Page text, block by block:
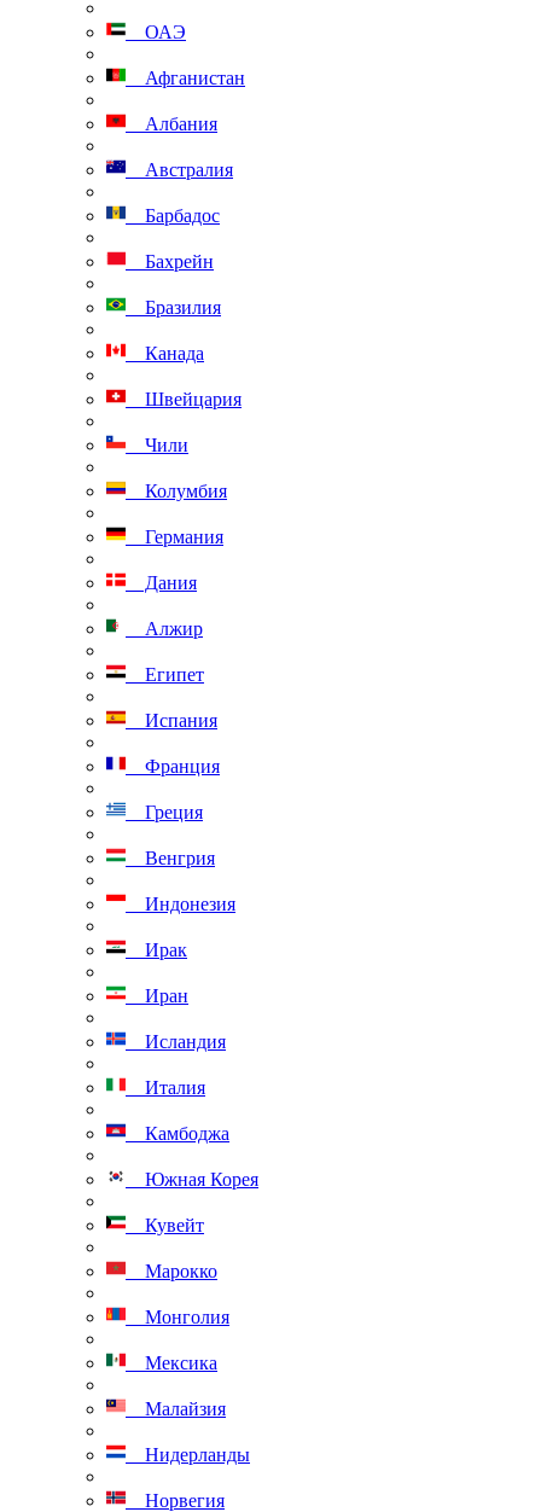
ОАЭ
Афганистан
Албания
Австралия
Барбадос
Бахрейн
Бразилия
Канада
Швейцария
Чили
Колумбия
Германия
Дания
Алжир
Египет
Испания
Франция
Греция
Венгрия
Индонезия
Ирак
Иран
Исландия
Италия
Камбоджа
Южная Корея
Кувейт
Марокко
Монголия
Мексика
Малайзия
Нидерланды
Норвегия